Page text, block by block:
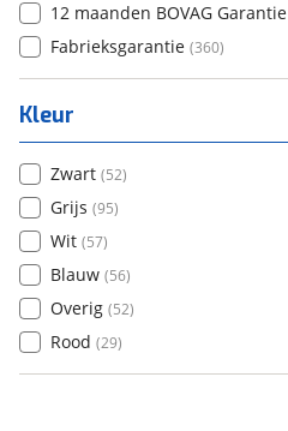
12 maanden BOVAG Garantie
Fabrieksgarantie (360)
Kleur
Zwart (52)
Grijs (95)
Wit (57)
Blauw (56)
Overig (52)
Rood (29)